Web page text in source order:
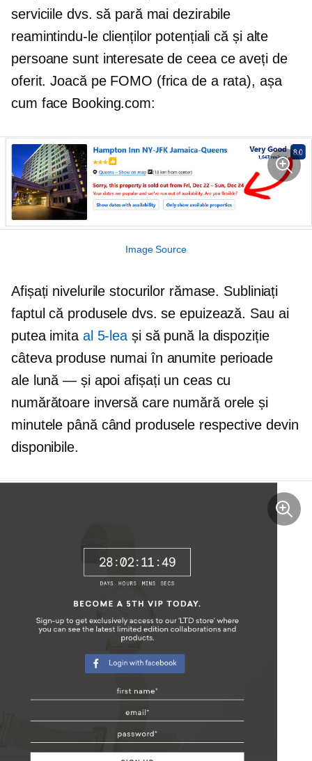
serviciile dvs. să pară mai dezirabile
reamintindu-le clienților potențiali că și alte
persoane sunt interesate de ceea ce aveți de
oferit. Joacă pe FOMO (frica de a rata), așa
cum face Booking.com:
Image Source
Afișați nivelurile stocurilor rămase. Subliniați
faptul că produsele dvs. se epuizează. Sau ai
putea imita al 5-lea și să pună la dispoziție
câteva produse numai în anumite perioade
ale lună — șiapoi afișați un ceas cu
numărătoare inversă care numără orele și
minutele până când produsele respective devin
disponibile.